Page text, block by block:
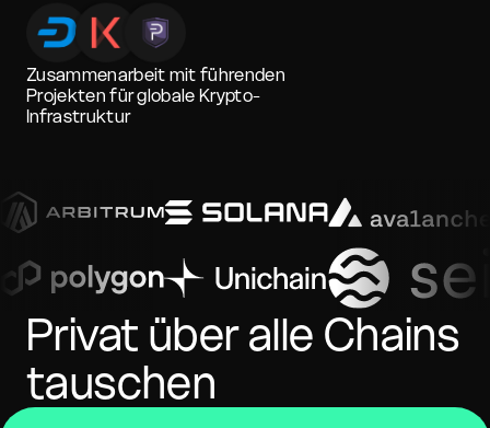
Zusammenarbeit mit führenden
Projekten für globale Krypto-
Infrastruktur
Privat über alle Chains
tauschen